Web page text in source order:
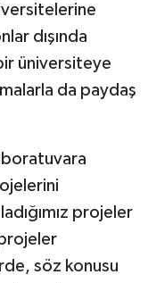
dışında
üniversiteye
da paydaş
projeler
söz konusu